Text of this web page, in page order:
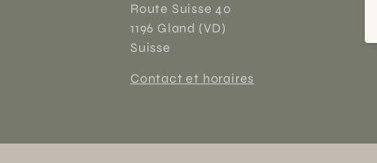
Route Suisse 40
1196 Gland (VD)
Suisse
Contact et horaires